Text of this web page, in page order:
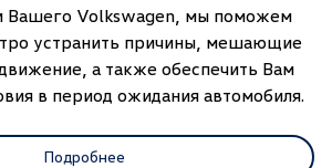
Вашего Volkswagen, мы поможем
устранить причины, мешающие
а также обеспечить Вам
в период ожидания автомобиля.
Подробнее